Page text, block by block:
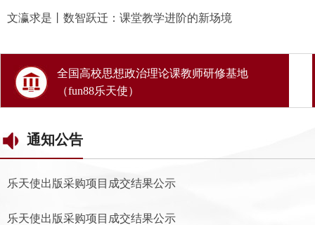
文瀛求是丨数智跃迁：课堂教学进阶的新场境
全国高校思想政治理论课教师研修基地
（fun88乐天使）
通知公告
乐天使出版采购项目成交结果公示
乐天使出版采购项目成交结果公示